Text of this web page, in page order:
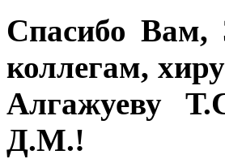
Спасибо Вам,
коллегам,
Алгажуеву
Д.М.!